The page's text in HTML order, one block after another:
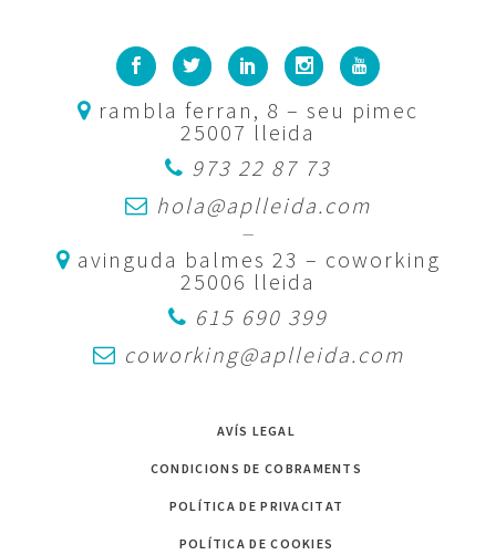
rambla ferran, 8 – seu pimec
25007 lleida
973 22 87 73
hola@aplleida.com
—
avinguda balmes 23 – coworking
25006 lleida
615 690 399
coworking@aplleida.com
AVÍS LEGAL
CONDICIONS DE COBRAMENTS
POLÍTICA DE PRIVACITAT
POLÍTICA DE COOKIES